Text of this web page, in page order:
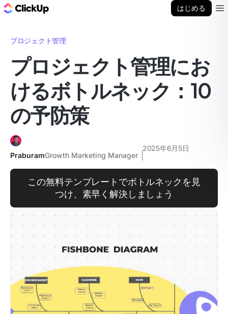
はじめる
プロジェクト管理
プロジェクト管理にお
けるボトルネック：10
の予防策
PraburamGrowth Marketing Manager
2025年6月5日
この無料テンプレートでボトルネックを見
つけ、素早く解決しましょう